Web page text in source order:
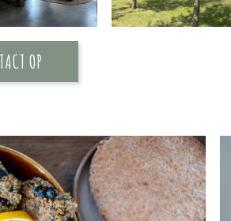
OP